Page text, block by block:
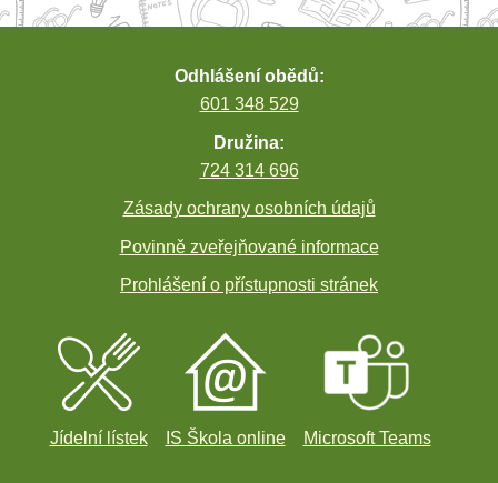
Odhlášení obědů:
601 348 529
Družina:
724 314 696
Zásady ochrany osobních údajů
Povinně zveřejňované informace
Prohlášení o přístupnosti stránek
Jídelní lístek IS Škola online Microsoft Teams